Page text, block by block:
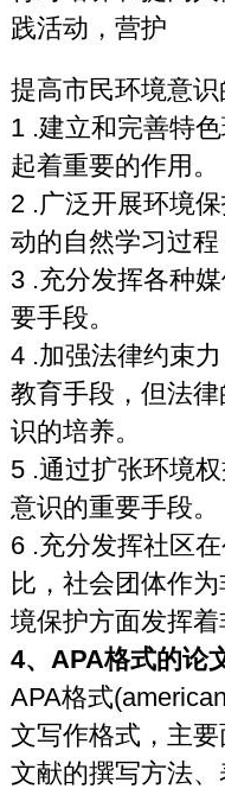
践活动，营护
提高市民环境意
1 .建立和完善特
起着重要的作用。
2 .广泛开展环境
动的自然学习过
3 .充分发挥各种
要手段。
4 .加强法律约束
教育手段，但法
识的培养。
5 .通过扩张环境
意识的重要手段
6 .充分发挥社区
比，社会团体作
境保护方面发挥
4、 APA格式的论
APA格式
文写作格式，主
文献的撰写方法